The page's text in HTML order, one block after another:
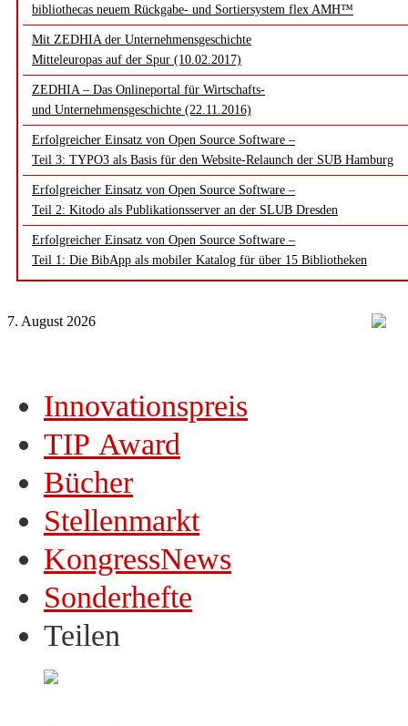
bibliothecas neuem Rückgabe- und Sortiersystem flex AMH™
Mit ZEDHIA der Unternehmensgeschichte
Mitteleuropas auf der Spur (10.02.2017)
ZEDHIA – Das Onlineportal für Wirtschafts-
und Unternehmensgeschichte (22.11.2016)
Erfolgreicher Einsatz von Open Source Software –
Teil 3: TYPO3 als Basis für den Website-Relaunch der SUB Hamburg
Erfolgreicher Einsatz von Open Source Software –
Teil 2: Kitodo als Publikationsserver an der SLUB Dresden
Erfolgreicher Einsatz von Open Source Software –
Teil 1: Die BibApp als mobiler Katalog für über 15 Bibliotheken
7. August 2026
Innovationspreis
TIP Award
Bücher
Stellenmarkt
KongressNews
Sonderhefte
Teilen